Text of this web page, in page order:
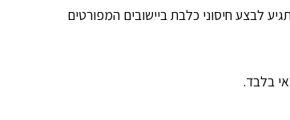
לבצע חיסוני כלבת ביישובים המפורטים
בלבד.